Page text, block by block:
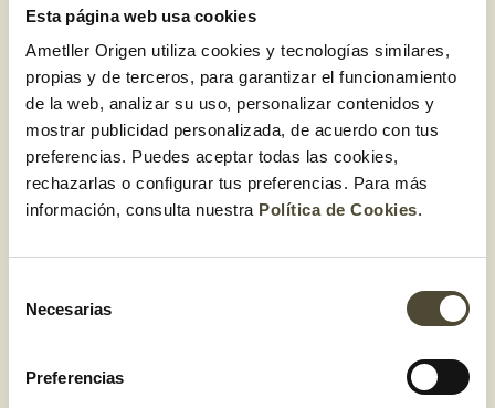
Esta página web usa cookies
Ametller Origen utiliza cookies y tecnologías similares,
propias y de terceros, para garantizar el funcionamiento
de la web, analizar su uso, personalizar contenidos y
mostrar publicidad personalizada, de acuerdo con tus
preferencias. Puedes aceptar todas las cookies,
rechazarlas o configurar tus preferencias. Para más
información, consulta nuestra Política de Cookies.
Necesarias
Preferencias